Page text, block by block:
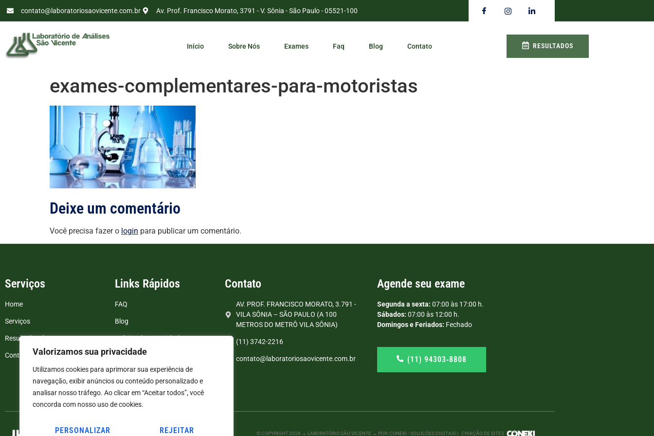
Valorizamos sua privacidade
Utilizamos cookies para aprimorar sua experiência de
navegação, exibir anúncios ou conteúdo personalizado e
analisar nosso tráfego. Ao clicar em “Aceitar todos”, você
concorda com nosso uso de cookies.
PERSONALIZAR REJEITAR
contato@laboratoriosaovicente.com.br Av. Prof. Francisco Morato, 3791 - V. Sônia - São Paulo - 05521-100
Início Sobre Nós Exames Faq Blog Contato RESULTADOS
exames-complementares-para-motoristas
Deixe um comentário
Você precisa fazer o login para publicar um comentário.
Serviços
Home
Serviços
Resultados de exames
Contato
Links Rápidos
FAQ
Blog
Politica de Privacidade
Termos e Condições
Contato
AV. PROF. FRANCISCO MORATO, 3.791 -
VILA SÔNIA – SÃO PAULO (A 100
METROS DO METRÔ VILA SÔNIA)
(11) 3742-2216
contato@laboratoriosaovicente.com.br
Agende seu exame
Segunda a sexta: 07:00 às 17:00 h.
Sábados: 07:00 às 12:00 h.
Domingos e Feriados: Fechado
(11) 94303‑8808
© COPYRIGHT2026 → LABORATÓRIO SÃO VICENTE → POR: CONEKI - SOLUÇÕES DIGITAIS | CRIAÇÃO DE SITES